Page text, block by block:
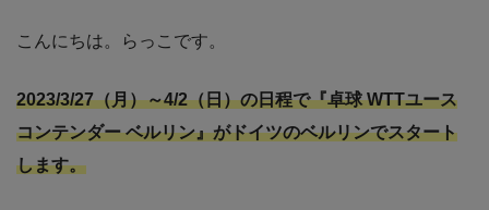
こんにちは。らっこです。
2023/3/27（月）～4/2（日）の日程で『卓球 WTTユース
コンテンダー ベルリン』がドイツのベルリンでスタート
します。